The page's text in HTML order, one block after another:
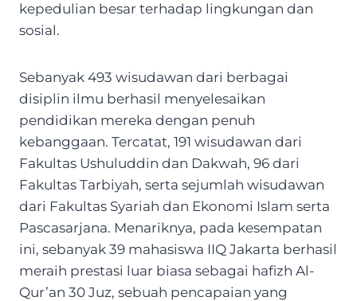
kepedulian besar terhadap lingkungan dan
sosial.
Sebanyak 493 wisudawan dari berbagai
disiplin ilmu berhasil menyelesaikan
pendidikan mereka dengan penuh
kebanggaan. Tercatat, 191 wisudawan dari
Fakultas Ushuluddin dan Dakwah, 96 dari
Fakultas Tarbiyah, serta sejumlah wisudawan
dari Fakultas Syariah dan Ekonomi Islam serta
Pascasarjana. Menariknya, pada kesempatan
ini, sebanyak 39 mahasiswa IIQ Jakarta berhasil
meraih prestasi luar biasa sebagai hafizh Al-
Qur’an 30 Juz, sebuah pencapaian yang